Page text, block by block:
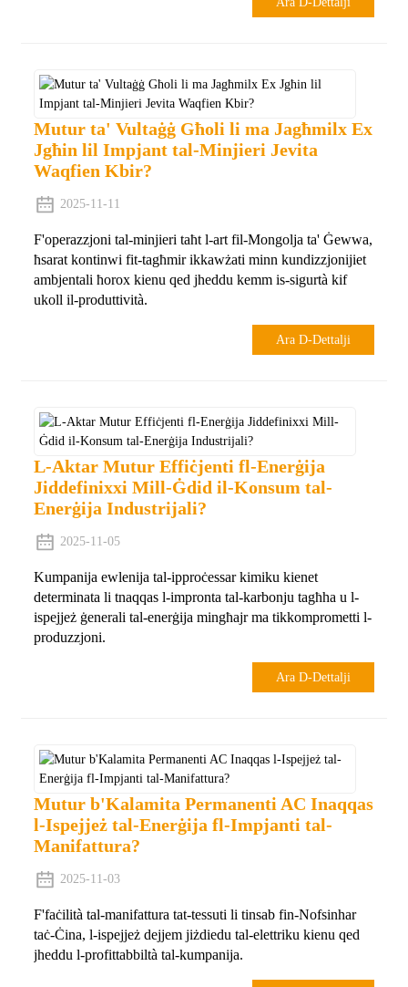
Mutur ta' Vultaġġ Għoli li ma Jagħmilx Ex
Jgħin lil Impjant tal-Minjieri Jevita
Waqfien Kbir?
2025-11-11
F'operazzjoni tal-minjieri taħt l-art fil-Mongolja ta' Ġewwa,
ħsarat kontinwi fit-tagħmir ikkawżati minn kundizzjonijiet
ambjentali ħorox kienu qed jheddu kemm is-sigurtà kif
ukoll il-produttività.
Ara D-Dettalji
L-Aktar Mutur Effiċjenti fl-Enerġija
Jiddefinixxi Mill-Ġdid il-Konsum tal-
Enerġija Industrijali?
2025-11-05
Kumpanija ewlenija tal-ipproċessar kimiku kienet
determinata li tnaqqas l-impronta tal-karbonju tagħha u l-
ispejjeż ġenerali tal-enerġija mingħajr ma tikkomprometti l-
produzzjoni.
Ara D-Dettalji
Mutur b'Kalamita Permanenti AC Inaqqas
l-Ispejjeż tal-Enerġija fl-Impjanti tal-
Manifattura?
2025-11-03
F'faċilità tal-manifattura tat-tessuti li tinsab fin-Nofsinhar
taċ-Ċina, l-ispejjeż dejjem jiżdiedu tal-elettriku kienu qed
jheddu l-profittabbiltà tal-kumpanija.